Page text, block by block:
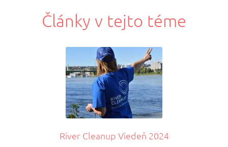
Články v tejto téme
River Cleanup Viedeň 2024